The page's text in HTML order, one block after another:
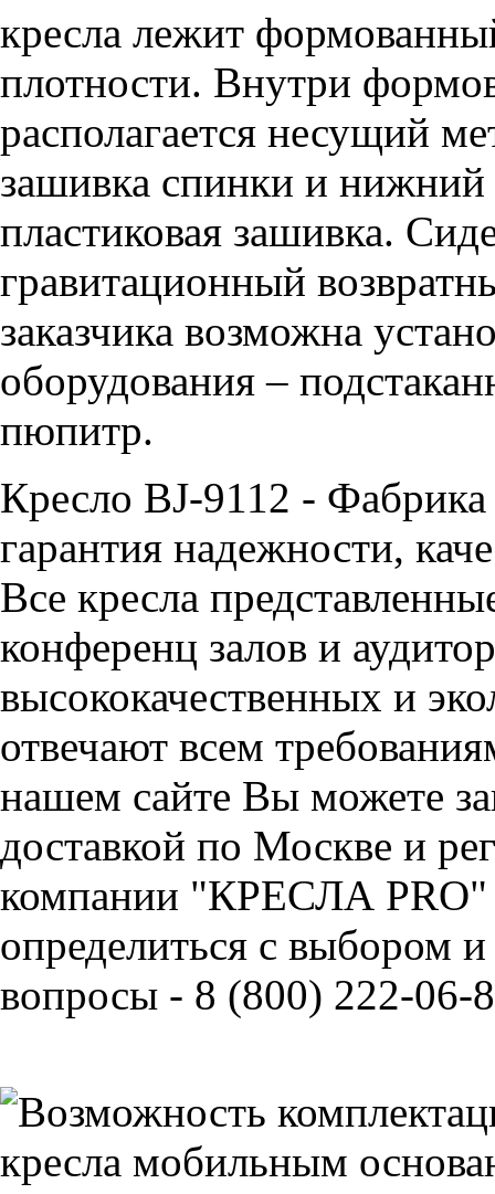
кресла лежит
плотности. Внутри
располагается несущий
зашивка спинки и
пластиковая зашивка.
гравитационный
заказчика возможна
оборудования –
пюпитр.
Кресло BJ-9112 -
гарантия надежности,
Все кресла
конференц залов и
высококачественных и
отвечают всем
нашем сайте Вы можете
доставкой по Москве и
компании "КРЕСЛА PRO"
определиться с выбором
вопросы - 8 (800) 222-06-